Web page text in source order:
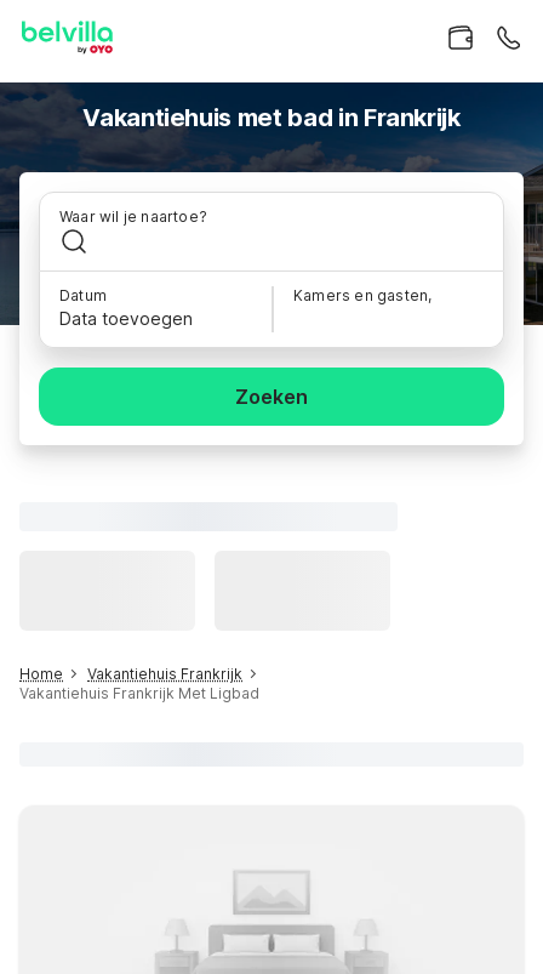
Vakantiehuis met bad in Frankrijk
Waar wil je naartoe?
Datum
Data toevoegen
Kamers en gasten,
Zoeken
Home
Vakantiehuis Frankrijk
Vakantiehuis Frankrijk Met Ligbad